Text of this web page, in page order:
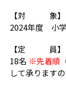
【対 象】
2024年度 小
【定 員】
18名 ※先着順
して承ります